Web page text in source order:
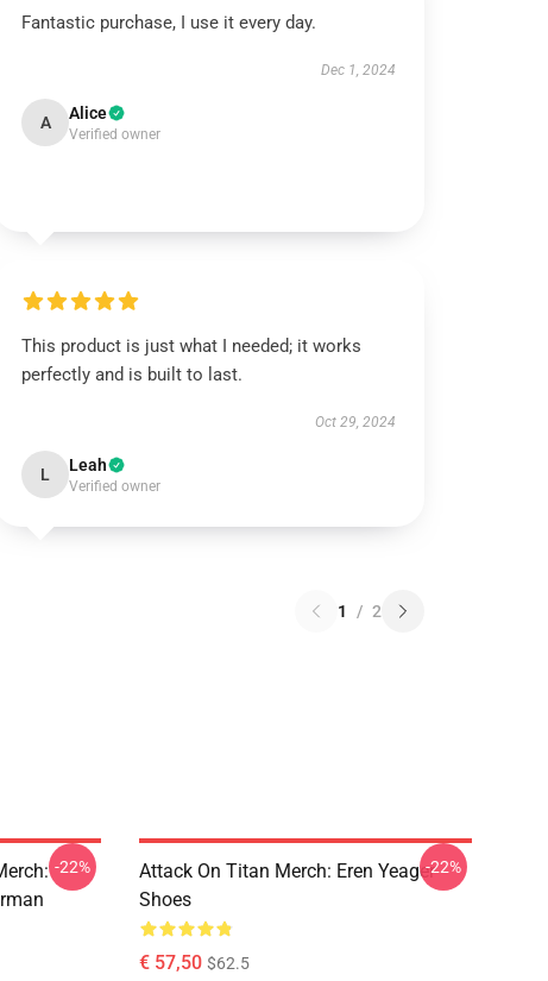
Fantastic purchase, I use it every day.
Dec 1, 2024
A Alice
Verified owner
This product is just what I needed; it works
perfectly and is built to last.
Oct 29, 2024
L Leah
Verified owner
1 / 2
-22%
Attack On Titan Merch: Eren Yeager
Shoes
€ 57,50 $62.5
-22%